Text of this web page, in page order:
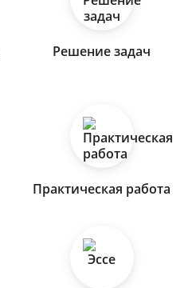
Решение задач
Практическая работа